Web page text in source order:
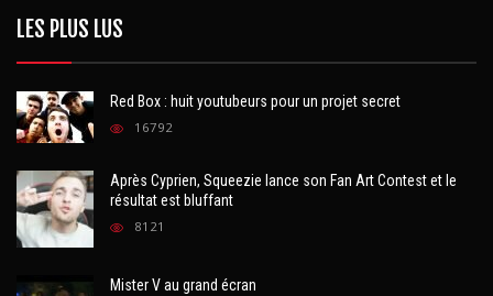
LES PLUS LUS
Red Box : huit youtubeurs pour un projet secret
16792
Après Cyprien, Squeezie lance son Fan Art Contest et le
résultat est bluffant
8121
Mister V au grand écran